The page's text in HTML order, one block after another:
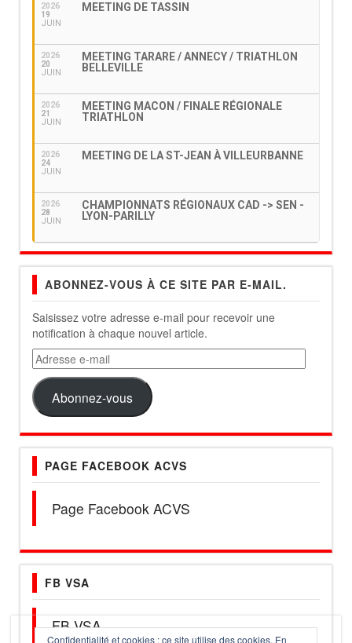
Confidentialité et cookies : ce site utilise des cookies. En
2026
19
JUIN
MEETING DE TASSIN
2026
20
JUIN
MEETING TARARE / ANNECY / TRIATHLON
BELLEVILLE
2026
21
JUIN
MEETING MACON / FINALE RÉGIONALE
TRIATHLON
2026
24
JUIN
MEETING DE LA ST-JEAN À VILLEURBANNE
2026
28
JUIN
CHAMPIONNATS RÉGIONAUX CAD -> SEN -
LYON-PARILLY
ABONNEZ-VOUS À CE SITE PAR E-MAIL.
Saisissez votre adresse e-mail pour recevoir une
notification à chaque nouvel article.
Adresse
e-
mail
Abonnez-vous
PAGE FACEBOOK ACVS
Page Facebook ACVS
FB VSA
FB VSA